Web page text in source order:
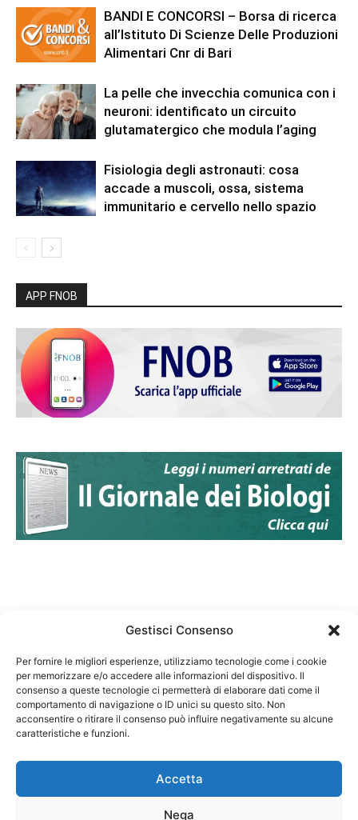
Gestisci Consenso
Per fornire le migliori esperienze, utilizziamo tecnologie come i cookie
per memorizzare e/o accedere alle informazioni del dispositivo. Il
consenso a queste tecnologie ci permetterà di elaborare dati come il
comportamento di navigazione o ID unici su questo sito. Non
acconsentire o ritirare il consenso può influire negativamente su alcune
caratteristiche e funzioni.
Accetta
Nega
BANDI E CONCORSI – Borsa di ricerca
all’Istituto Di Scienze Delle Produzioni
Alimentari Cnr di Bari
La pelle che invecchia comunica con i
neuroni: identificato un circuito
glutamatergico che modula l’aging
Fisiologia degli astronauti: cosa
accade a muscoli, ossa, sistema
immunitario e cervello nello spazio
APP FNOB
Federazione Nazionale Degli Ordini dei Biologi:
codice fiscale 80069130583
Responsabile sito internet www.fnob.it: